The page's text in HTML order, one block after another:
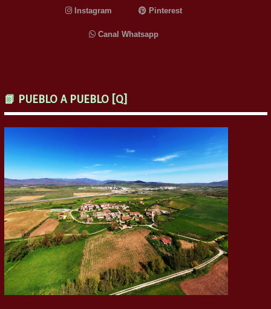
Instagram Pinterest
Canal Whatsapp
📗 PUEBLO A PUEBLO [Q]